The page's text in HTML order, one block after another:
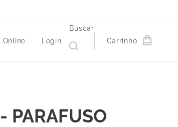
Online Login
Buscar
Carrinho
PARAFUSO